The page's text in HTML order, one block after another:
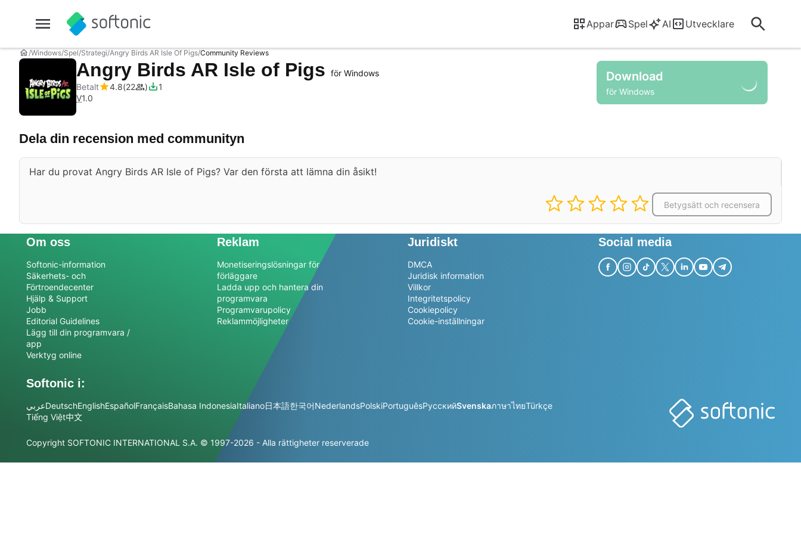
Appar Spel AI Utvecklare
Windows Spel Strategi Angry Birds AR Isle Of Pigs Community Reviews
Angry Birds AR Isle of Pigs för Windows
Betalt
4.8 22
1
V1.0
Download
för Windows
Dela din recension med communityn
Har du provat Angry Birds AR Isle of Pigs? Var den första att lämna din åsikt!
Betygsätt och recensera
Om oss
Softonic-information
Säkerhets- och
Förtroendecenter
Hjälp & Support
Jobb
Editorial Guidelines
Lägg till din programvara /
app
Verktyg online
Reklam
Monetiseringslösningar för
förläggare
Ladda upp och hantera din
programvara
Programvarupolicy
Reklammöjligheter
Juridiskt
DMCA
Juridisk information
Villkor
Integritetspolicy
Cookiepolicy
Cookie-inställningar
Social media
Softonic i:
عربيDeutschEnglishEspañolFrançaisBahasa IndonesiaItaliano日本語한국어NederlandsPolskiPortuguêsРусскийSvenskaภาษาไทยTürkçe
Tiếng Việt中文
Copyright SOFTONIC INTERNATIONAL S.A. © 1997-2026 - Alla rättigheter reserverade